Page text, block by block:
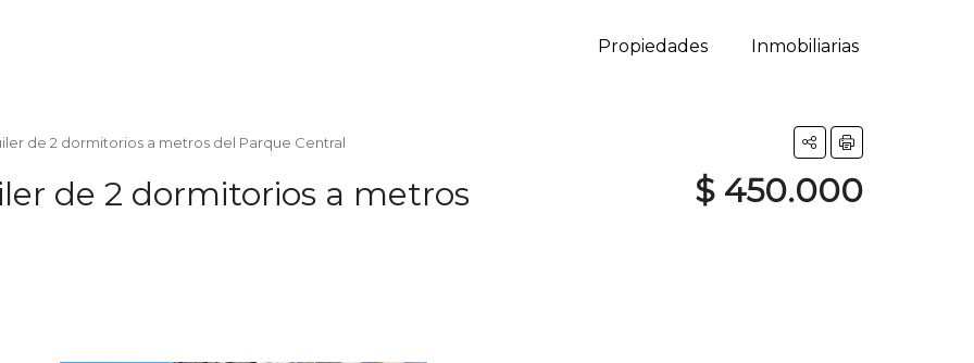
Propiedades Inmobiliarias
de 2 dormitorios a metros del Parque Central
de 2 dormitorios a metros $ 450.000